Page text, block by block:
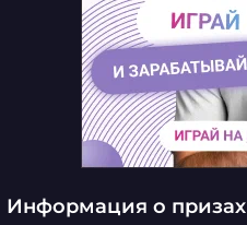
Информация о призах